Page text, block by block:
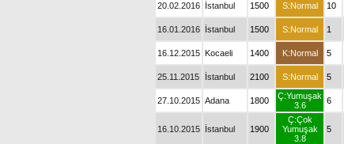
20.02.2016 İstanbul 1500 S:Normal 10
16.01.2016 İstanbul 1500 S:Normal 1
16.12.2015 Kocaeli 1400 K:Normal 5
25.11.2015 İstanbul 2100 S:Normal 5
27.10.2015 Adana 1800
Ç:Yumuşak
3.6
6
16.10.2015 İstanbul 1900
Ç:Çok
Yumuşak
3.8
5